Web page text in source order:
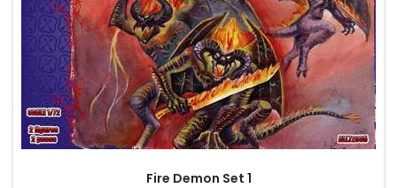
Fire Demon Set 1